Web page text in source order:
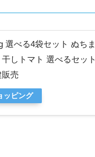
選べる4袋セット ぬちま
しトマト 選べるセット
売
ッピング